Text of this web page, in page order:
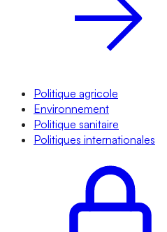
Politique agricole
Environnement
Politique sanitaire
Politiques internationales